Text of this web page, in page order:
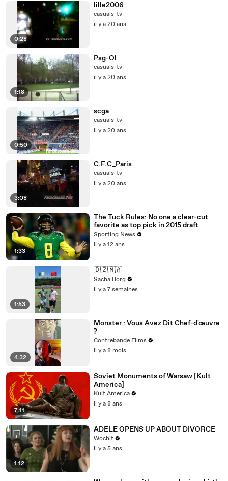
0:28
lille2006
casuals-tv
il y a 20 ans
1:18
Psg-Ol
casuals-tv
il y a 20 ans
0:50
scga
casuals-tv
il y a 20 ans
3:08
C.F.C_Paris
casuals-tv
il y a 20 ans
1:33
The Tuck Rules: No one a clear-cut
favorite as top pick in 2015 draft
Sporting News
il y a 12 ans
1:53
🇩🇿🇲🇦
Sacha Borg
il y a 7 semaines
4:32
Monster : Vous Avez Dit Chef-d'œuvre
?
Contrebande Films
il y a 8 mois
7:11
Soviet Monuments of Warsaw [Kult
America]
Kult America
il y a 8 ans
1:12
ADELE OPENS UP ABOUT DIVORCE
Wochit
il y a 5 ans